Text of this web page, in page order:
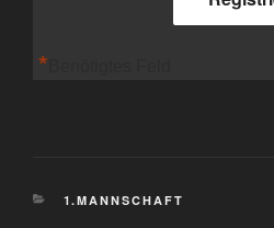
*
KATEGORIEN
1.MANNSCHAFT